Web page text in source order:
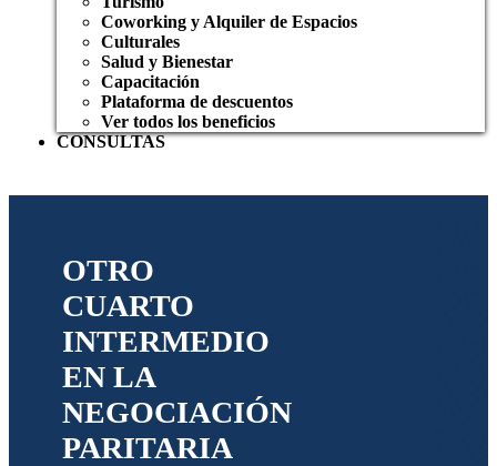
Coworking y Alquiler de Espacios
Culturales
Salud y Bienestar
Capacitación
Plataforma de descuentos
Ver todos los beneficios
CONSULTAS
OTRO
CUARTO
INTERMEDIO
EN LA
NEGOCIACIÓN
PARITARIA